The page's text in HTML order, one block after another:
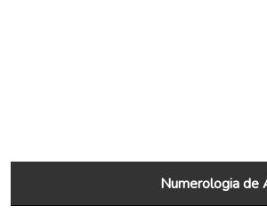
Numerologia de